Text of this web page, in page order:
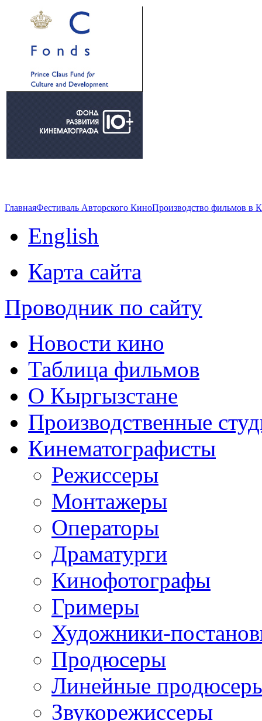
ГлавнаяФестиваль Авторского КиноПроизводство фильмов в
English
Карта сайта
Проводник по сайту
Новости кино
Таблица фильмов
О Кыргызстане
Производственные
Кинематографисты
Режиссеры
Монтажеры
Операторы
Драматурги
Кинофотографы
Гримеры
Художники-
Продюсеры
Линейные
Звукорежиссеры